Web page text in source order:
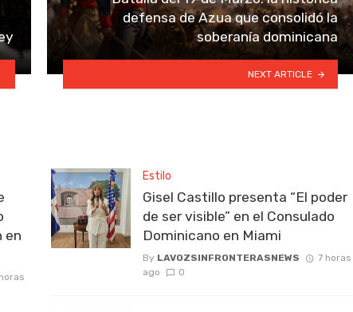
defensa de Azua que consolidó la
soberanía dominicana
NEXT ARTICLE
en
Estilo
Gisel Castillo presenta “El poder
de ser visible” en el Consulado
Dominicano en Miami
By LAVOZSINFRONTERASNEWS
7 horas
ago
0